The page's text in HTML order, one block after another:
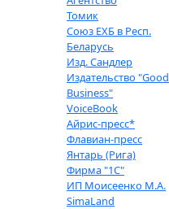
Томик
Союз ЕХБ в Респ.
Беларусь
Изд. Сандлер
Издательство "Good
Business"
VoiceBook
Айрис-пресс*
Флавиан-пресс
Янтарь (Рига)
Фирма "1С"
ИП Моисеенко М.А.
SimaLand